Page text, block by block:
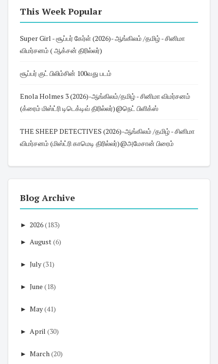
This Week Popular
Super Girl - சூப்பர் கேர்ள் (2026)- ஆங்கிலம் /தமிழ் - சினிமா
விமர்சனம் ( ஆக்சன் திரில்லர்)
சூப்பர் குட் பிலிம்சின் 100வது படம்
Enola Holmes 3 (2026)-ஆங்கிலம்/தமிழ் - சினிமா விமர்சனம்
(க்ரைம் மிஸ்ட்ரி டிடெக்டிவ் திரில்லர்)@நெட் பிளிக்ஸ்
THE SHEEP DETECTIVES (2026)-ஆங்கிலம் /தமிழ் - சினிமா
விமர்சனம் (மிஸ்ட்ரி காமெடி திரில்லர்)@அமேசான் பிரைம்
Blog Archive
► 2026(183)
► August(6)
► July(31)
► June (18)
► May(41)
► April (30)
► March(20)